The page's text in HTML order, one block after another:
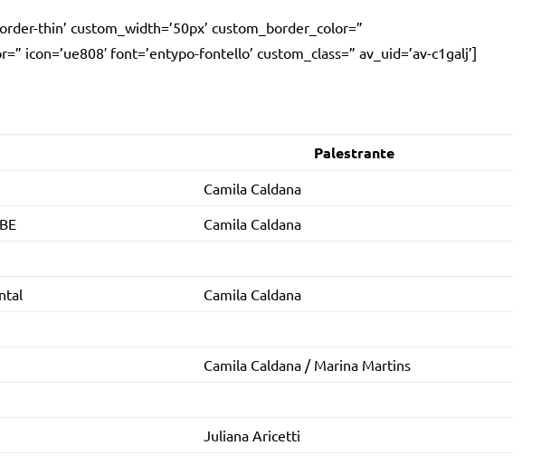
thin’ custom_width=’50px’ custom_border_color=”
icon=’ue808′ font=’entypo-fontello’ custom_class=” av_uid=’av-c1galj’]
Palestrante
Camila Caldana
Camila Caldana
Camila Caldana
Camila Caldana / Marina Martins
Juliana Aricetti